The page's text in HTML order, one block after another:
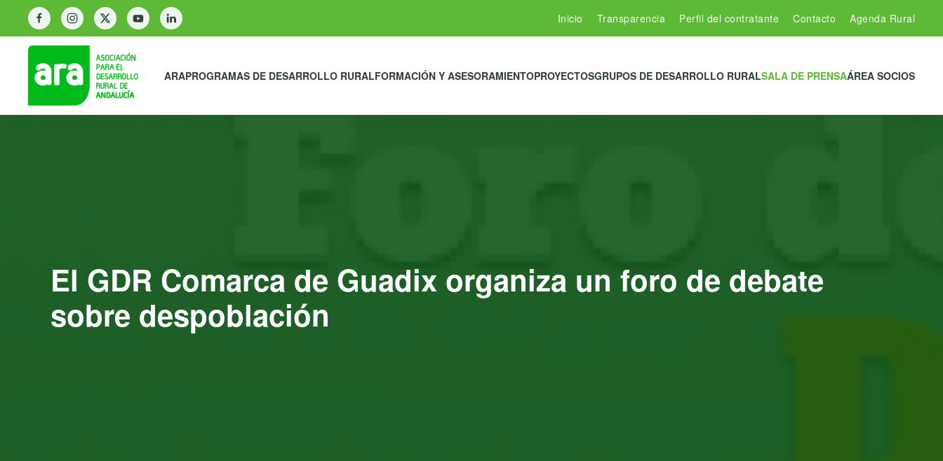
Inicio Transparencia Perfil del contratante Contacto Agenda Rural
ARAPROGRAMAS DE DESARROLLO RURALFORMACIÓN Y ASESORAMIENTOPROYECTOSGRUPOS DE DESARROLLO RURALSALA DE PRENSAÁREA SOCIOS
El GDR Comarca de Guadix organiza un foro de debate
sobre despoblación